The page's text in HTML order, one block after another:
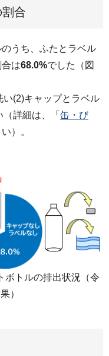
合
うち、ふたとラベル
は68.0%でした（図
(2)キャップとラベル
詳細は、「 缶・び
）。
トルの排出状況（令
）